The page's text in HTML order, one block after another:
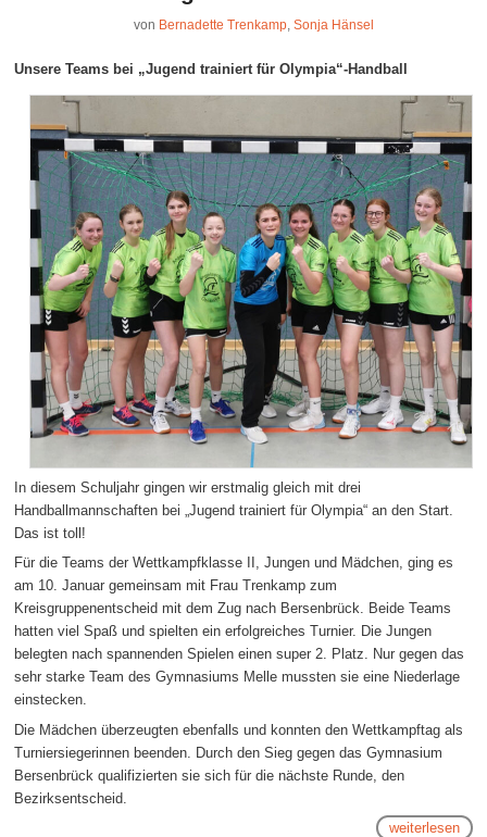
von Bernadette Trenkamp,Sonja Hänsel
Unsere Teams bei „Jugend trainiert für Olympia“-Handball
In diesem Schuljahr gingen wir erstmalig gleich mit drei
Handballmannschaften bei „Jugend trainiert für Olympia“ an den Start.
Das ist toll!
Für die Teams der Wettkampfklasse II, Jungen und Mädchen, ging es
am 10. Januar gemeinsam mit Frau Trenkamp zum
Kreisgruppenentscheid mit dem Zug nach Bersenbrück. Beide Teams
hatten viel Spaß und spielten ein erfolgreiches Turnier. Die Jungen
belegten nach spannenden Spielen einen super 2. Platz. Nur gegen das
sehr starke Team des Gymnasiums Melle mussten sie eine Niederlage
einstecken.
Die Mädchen überzeugten ebenfalls und konnten den Wettkampftag als
Turniersiegerinnen beenden. Durch den Sieg gegen das Gymnasium
Bersenbrück qualifizierten sie sich für die nächste Runde, den
Bezirksentscheid.
weiterlesen